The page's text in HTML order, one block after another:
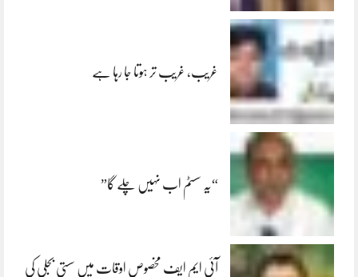
غریب، غریب تر ہوتا جا رہا ہے
“یہ سسٹم اب نہیں چلے گا”
آئی ایم ایف مخصوص اوقات میں سستی بجلی کی